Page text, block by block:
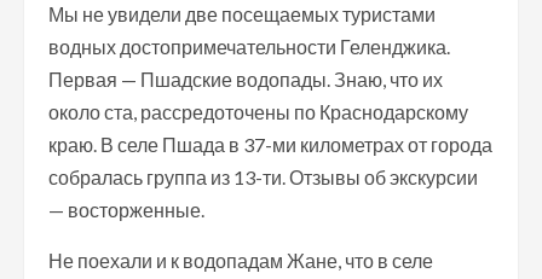
Мы не увидели две посещаемых туристами
водных достопримечательности Геленджика.
Первая — Пшадские водопады. Знаю, что их
около ста, рассредоточены по Краснодарскому
краю. В селе Пшада в 37-ми километрах от города
собралась группа из 13-ти. Отзывы об экскурсии
— восторженные.
Не поехали и к водопадам Жане, что в селе